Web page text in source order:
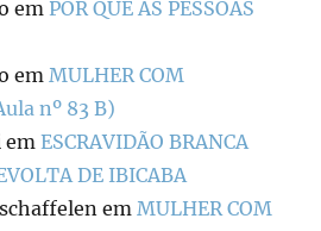
em POR QUE AS PESSOAS
em MULHER COM
nº 83 B)
emESCRAVIDÃO BRANCA
DE IBICABA
em MULHER COM